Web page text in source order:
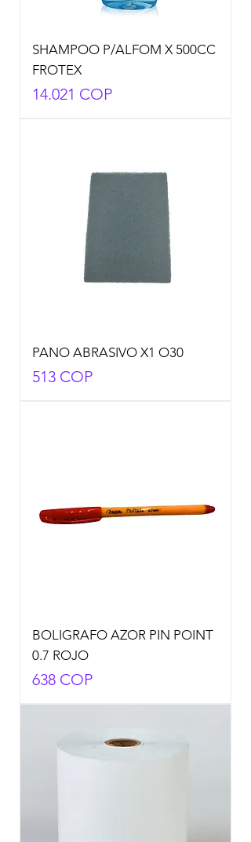
SHAMPOO P/ALFOM X 500CC
FROTEX
Precio
14.021 COP
PANO ABRASIVO X1 O30
Precio
513 COP
BOLIGRAFO AZOR PIN POINT
0.7 ROJO
Precio
638 COP